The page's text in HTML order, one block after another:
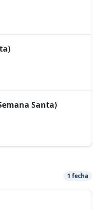
Santa)
1 fecha